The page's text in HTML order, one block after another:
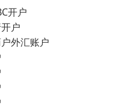
开户
户
外汇账户